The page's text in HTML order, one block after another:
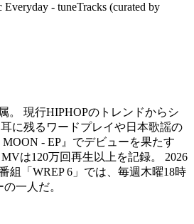
- tuneTracks (curated by
。 現行HIPHOPのトレンドからシ
に残るワードプレイや日本歌謡の
- EP』でデビューを果たす
は120万回再生以上を記録。 2026
組「WREP 6」では、毎週木曜18時
一人だ。